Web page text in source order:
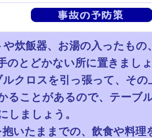
炊飯器、お湯の入ったもの
のとどかない所に置きまし
クロスを引っ張って、その
ることがあるので、テーブ
しましょう。
いたままでの、飲食や料理
ポート
ラム
ジン
相談コーナー